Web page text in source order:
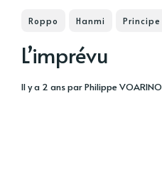
Roppo Hanmi Principe
L’imprévu
il y a 2 ansparPhilippe VOARINO